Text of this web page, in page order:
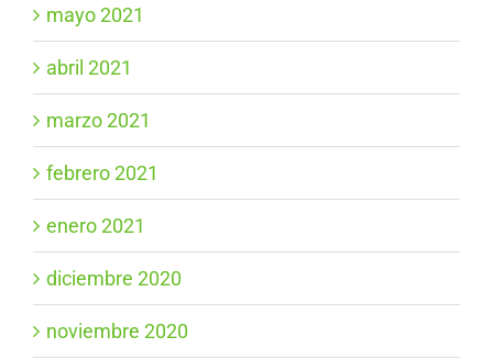
mayo 2021
abril 2021
marzo 2021
febrero 2021
enero 2021
diciembre 2020
noviembre 2020